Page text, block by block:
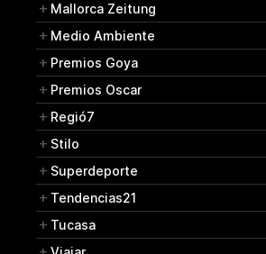
Mallorca Zeitung
Medio Ambiente
Premios Goya
Premios Oscar
Regió7
Stilo
Superdeporte
Tendencias21
Tucasa